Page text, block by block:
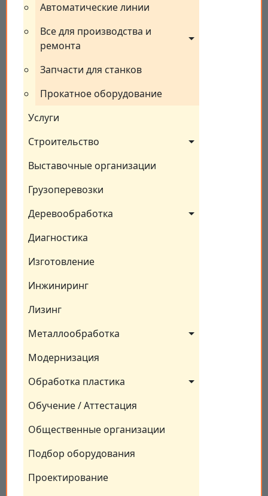
Автоматические линии
Все для производства и
ремонта
Запчасти для станков
Прокатное оборудование
Услуги
Строительство
Выставочные организации
Грузоперевозки
Деревообработка
Диагностика
Изготовление
Инжиниринг
Лизинг
Металлообработка
Модернизация
Обработка пластика
Обучение / Аттестация
Общественные организации
Подбор оборудования
Проектирование